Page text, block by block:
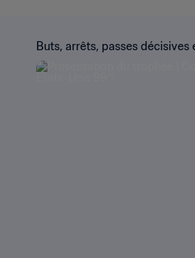
Buts, arrêts, passes décisives